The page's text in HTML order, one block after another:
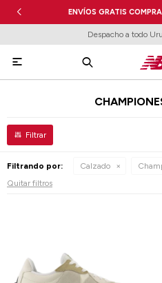
ENVÍOS GRATIS
Despacho a todo

Filtrando por: Calzado
Quitar filtros